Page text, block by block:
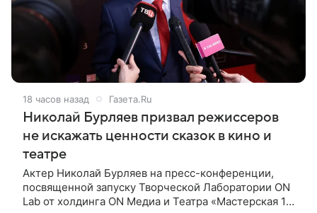
18 часов назад Газета.Ru
Николай Бурляев призвал режиссеров
не искажать ценности сказок в кино и
театре
Актер Николай Бурляев на пресс-конференции,
посвященной запуску Творческой Лаборатории ON
Lab от холдинга ON Медиа и Театра «Мастерская 12